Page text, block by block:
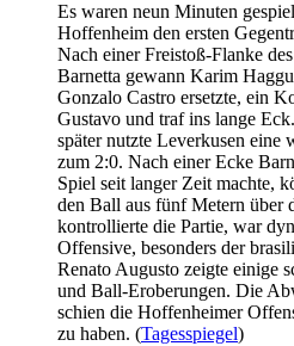
Es waren neun Minuten
Hoffenheim den ersten
Nach einer Freistoß-Flanke
Barnetta gewann Karim
Gonzalo Castro ersetzte, ein
Gustavo und traf ins lange
später nutzte Leverkusen eine
zum 2:0. Nach einer Ecke
Spiel seit langer Zeit machte,
den Ball aus fünf Metern über
kontrollierte die Partie, war
Offensive, besonders der
Renato Augusto zeigte einige
und Ball-Eroberungen. Die
schien die Hoffenheimer
zu haben. (Tagesspiegel)